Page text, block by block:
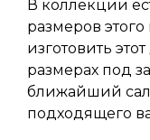
В коллекции
размеров
изготовить
размерах под
ближайший
подходящего